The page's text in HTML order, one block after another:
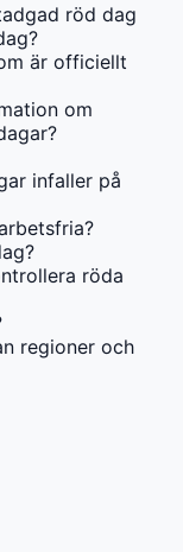
röd dag
är officiellt
om
infaller på
röda
regioner och